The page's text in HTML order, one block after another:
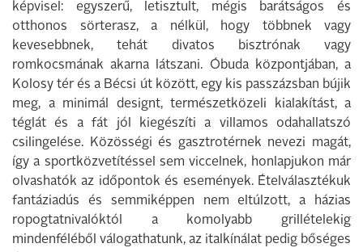
képvisel: egyszerű, letisztult, mégis barátságos és
otthonos sörterasz, a nélkül, hogy többnek vagy
kevesebbnek, tehát divatos bisztrónak vagy
romkocsmának akarna látszani. Óbuda központjában, a
Kolosy tér és a Bécsi út között, egy kis passzázsban bújik
meg, a minimál designt, természetközeli kialakítást, a
téglát és a fát jól kiegészíti a villamos odahallatszó
csilingelése. Közösségi és gasztrotérnek nevezi magát,
így a sportközvetítéssel sem viccelnek, honlapjukon már
olvashatók az időpontok és események. Ételválasztékuk
fantáziadús és semmiképpen nem eltúlzott, a házias
ropogtatnivalóktól a komolyabb grillételekig
mindenféléből válogathatunk, az italkínálat pedig bőséges